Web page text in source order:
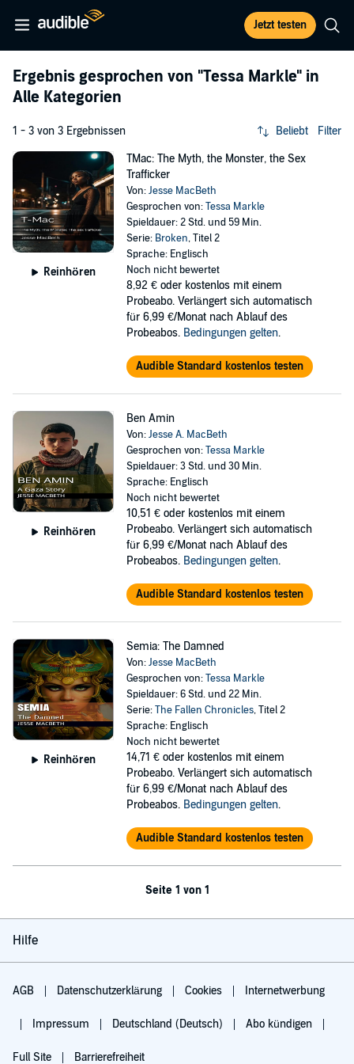
Jetzt testen
Ergebnis gesprochen von "Tessa Markle" in
Alle Kategorien
1 - 3 von 3 Ergebnissen Beliebt Filter
Reinhören
TMac: The Myth, the Monster, the Sex
Trafficker
Von:Jesse MacBeth
Gesprochen von:Tessa Markle
Spieldauer: 2 Std. und 59 Min.
Serie: Broken, Titel 2
Sprache: Englisch
Noch nicht bewertet
8,92 € oder kostenlos mit einem
Probeabo. Verlängert sich automatisch
für 6,99 €/Monat nach Ablauf des
Probeabos. Bedingungen gelten.
Audible Standard kostenlos testen
Reinhören
Ben Amin
Von:Jesse A. MacBeth
Gesprochen von:Tessa Markle
Spieldauer: 3 Std. und 30 Min.
Sprache: Englisch
Noch nicht bewertet
10,51 € oder kostenlos mit einem
Probeabo. Verlängert sich automatisch
für 6,99 €/Monat nach Ablauf des
Probeabos. Bedingungen gelten.
Audible Standard kostenlos testen
Reinhören
Semia: The Damned
Von:Jesse MacBeth
Gesprochen von:Tessa Markle
Spieldauer: 6 Std. und 22 Min.
Serie:The Fallen Chronicles, Titel 2
Sprache: Englisch
Noch nicht bewertet
14,71 € oder kostenlos mit einem
Probeabo. Verlängert sich automatisch
für 6,99 €/Monat nach Ablauf des
Probeabos. Bedingungen gelten.
Audible Standard kostenlos testen
Seite 1 von 1
Hilfe
AGB Datenschutzerklärung Cookies Internetwerbung
Impressum Deutschland (Deutsch) Abo kündigen
Full Site Barrierefreiheit